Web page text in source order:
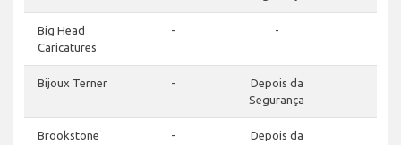
Big Head
Caricatures
- -
Bijoux Terner -
Depois da
Segurança
Brookstone -
Depois da